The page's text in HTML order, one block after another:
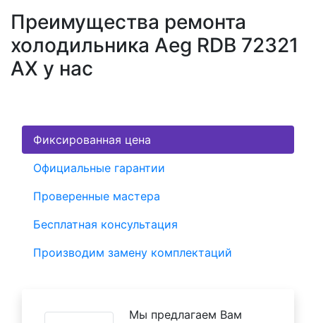
Преимущества ремонта
холодильника Aeg RDB 72321
AX у нас
Фиксированная цена
Официальные гарантии
Проверенные мастера
Бесплатная консультация
Производим замену комплектаций
Мы предлагаем Вам